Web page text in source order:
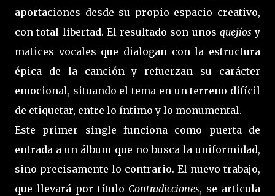
aportaciones desde su propio espacio creativo,
con total libertad. El resultado son unos quejíos y
matices vocales que dialogan con la estructura
épica de la canción y refuerzan su carácter
emocional, situando el tema en un terreno difícil
de etiquetar, entre lo íntimo y lo monumental.
Este primer single funciona como puerta de
entrada a un álbum que no busca la uniformidad,
sino precisamente lo contrario. El nuevo trabajo,
que llevará por título Contradicciones, se articula